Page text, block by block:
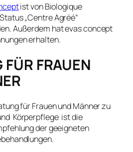
ist von Biologique
„Centre Agréé“
Außerdem hat evas concept
erhalten.
FÜR FRAUEN
für Frauen und Männer zu
Körperpflege ist die
der geeigneten